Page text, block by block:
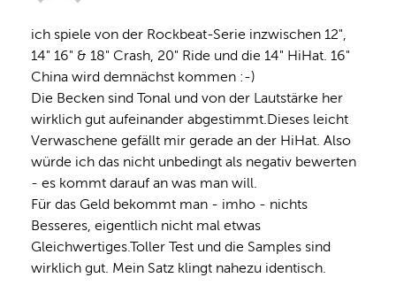
ich spiele von der Rockbeat-Serie inzwischen 12",
14" 16" & 18" Crash, 20" Ride und die 14" HiHat. 16"
China wird demnächst kommen :-)
Die Becken sind Tonal und von der Lautstärke her
wirklich gut aufeinander abgestimmt.Dieses leicht
Verwaschene gefällt mir gerade an der HiHat. Also
würde ich das nicht unbedingt als negativ bewerten
- es kommt darauf an was man will.
Für das Geld bekommt man - imho - nichts
Besseres, eigentlich nicht mal etwas
Gleichwertiges.Toller Test und die Samples sind
wirklich gut. Mein Satz klingt nahezu identisch.